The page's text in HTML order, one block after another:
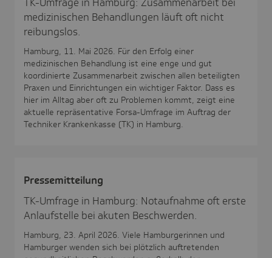
medizinischen Behandlungen läuft oft nicht
reibungslos.
Hamburg, 11. Mai 2026. Für den Erfolg einer
medizinischen Behandlung ist eine enge und gut
koordinierte Zusammenarbeit zwischen allen beteiligten
Praxen und Einrichtungen ein wichtiger Faktor. Dass es
hier im Alltag aber oft zu Problemen kommt, zeigt eine
aktuelle repräsentative Forsa-Umfrage im Auftrag der
Techniker Krankenkasse (TK) in Hamburg.
Pres­se­mit­tei­lung
TK-Umfrage in Hamburg: Notaufnahme oft erste
Anlaufstelle bei akuten Beschwerden.
Hamburg, 23. April 2026. Viele Hamburgerinnen und
Hamburger wenden sich bei plötzlich auftretenden